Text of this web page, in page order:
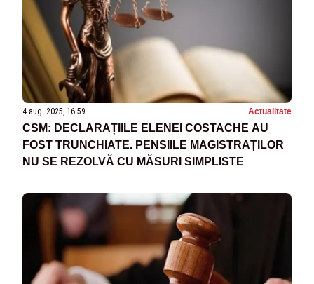
4 aug. 2025, 16:59 Actualitate
CSM: DECLARAȚIILE ELENEI COSTACHE AU
FOST TRUNCHIATE. PENSIILE MAGISTRAȚILOR
NU SE REZOLVĂ CU MĂSURI SIMPLISTE